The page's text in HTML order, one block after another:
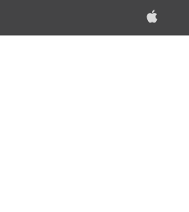
Apple